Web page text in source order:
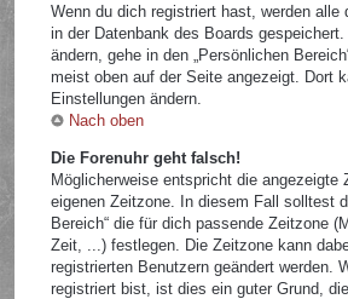
Wenn du dich registriert hast, werden alle
in der Datenbank des Boards
ändern, gehe in den „Persönlichen
meist oben auf der Seite angezeigt. Dort
Einstellungen ändern.
Nach oben
Die Forenuhr geht falsch!
Möglicherweise entspricht die angezeigte
eigenen Zeitzone. In diesem Fall solltest
Bereich“ die für dich passende Zeitzone
Zeit, ...) festlegen. Die Zeitzone kann
registrierten Benutzern geändert werden.
registriert bist, ist dies ein guter Grund,